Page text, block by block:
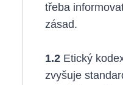
třeba
zásad.
1.2Etický
zvyšuje